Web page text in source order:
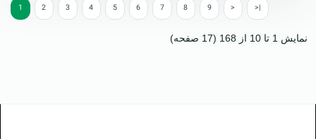
1 2 3 4 5 6 7 8 9 > >|
نمایش 1 تا 10 از 168 (17 صفحه)